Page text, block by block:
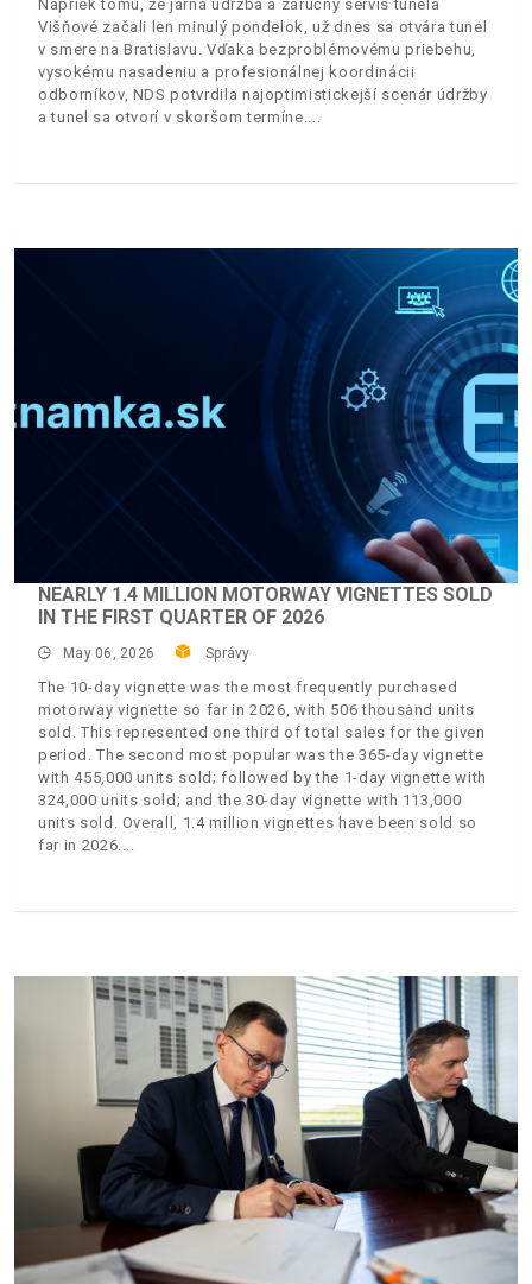
Napriek tomu, že jarná údržba a záručný servis tunela
Višňové začali len minulý pondelok, už dnes sa otvára tunel
v smere na Bratislavu. Vďaka bezproblémovému priebehu,
vysokému nasadeniu a profesionálnej koordinácii
odborníkov, NDS potvrdila najoptimistickejší scenár údržby
a tunel sa otvorí v skoršom termíne.
NEARLY 1.4 MILLION MOTORWAY VIGNETTES SOLD
IN THE FIRST QUARTER OF 2026
May 06, 2026 Správy
The 10-day vignette was the most frequently purchased
motorway vignette so far in 2026, with 506 thousand units
sold. This represented one third of total sales for the given
period. The second most popular was the 365-day vignette
with 455,000 units sold; followed by the 1-day vignette with
324,000 units sold; and the 30-day vignette with 113,000
units sold. Overall, 1.4 million vignettes have been sold so
far in 2026.